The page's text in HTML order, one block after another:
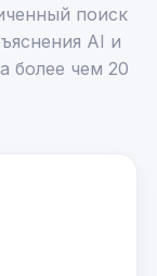
поиск
AI и
более чем 20